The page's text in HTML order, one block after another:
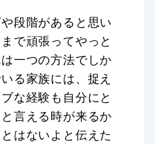
段階があると思い
で頑張ってやっと
一つの方法でしか
る家族には、捉え
な経験も自分にと
言える時が来るか
はないよと伝えた